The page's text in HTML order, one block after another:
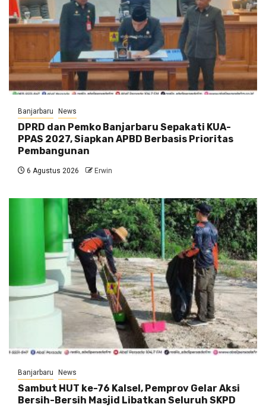
Banjarbaru News
DPRD dan Pemko Banjarbaru Sepakati KUA-
PPAS 2027, Siapkan APBD Berbasis Prioritas
Pembangunan
6 Agustus 2026 Erwin
Banjarbaru News
Sambut HUT ke-76 Kalsel, Pemprov Gelar Aksi
Bersih-Bersih Masjid Libatkan Seluruh SKPD